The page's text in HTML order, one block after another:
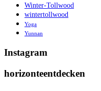
Winter-Tollwood
wintertollwood
Yoga
Yunnan
Instagram
horizonteentdecken